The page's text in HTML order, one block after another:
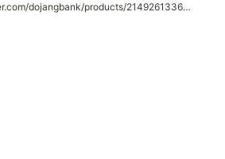
https://smartstore.naver.com/dojangbank/products/2149261336?NaPm=ct%3Dlch9mbk8%7Cci%3D94a3001635afe230bba09b095b7ef08b531ef76e%7Ctr%3Dslsl%7Csn%3D567843%7Chk%3Df02f72299054f2d500e08064f3b248656947e93b